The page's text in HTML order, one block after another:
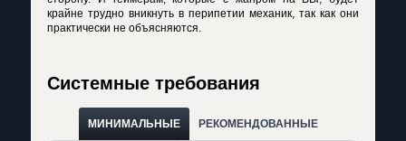
крайне трудно вникнуть в перипетии механик, так как они
практически не объясняются.
Системные требования
МИНИМАЛЬНЫЕ РЕКОМЕНДОВАННЫЕ